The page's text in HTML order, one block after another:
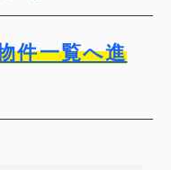
件一覧へ進